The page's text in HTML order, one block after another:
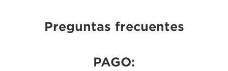
Preguntas frecuentes
PAGO: